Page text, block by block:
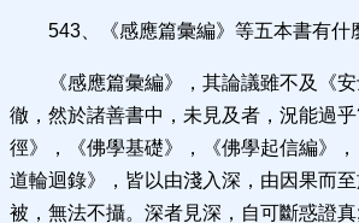
543、《感應篇彙編》等五本書有什
《感應篇彙編》，其論議雖不及《
徹，然於諸善書中，未見及者，況能過
徑》，《佛學基礎》，《佛學起信編》
道輪迴錄》，皆以由淺入深，由因果而
被，無法不攝。深者見深，自可斷惑證